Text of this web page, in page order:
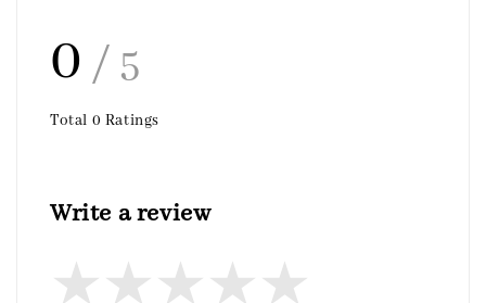
0 / 5
Total 0 Ratings
Write a review